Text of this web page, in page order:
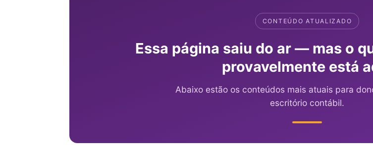
CONTEÚDO ATUALIZADO
Essa página saiu do ar — mas o
provavelmente está
Abaixo estão os conteúdos mais atuais para
escritório contábil.